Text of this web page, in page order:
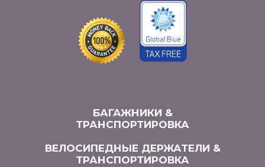
БАГАЖНИКИ &
ТРАНСПОРТИРОВКА
ВЕЛОСИПЕДНЫЕ ДЕРЖАТЕЛИ &
ТРАНСПОРТИРОВКА